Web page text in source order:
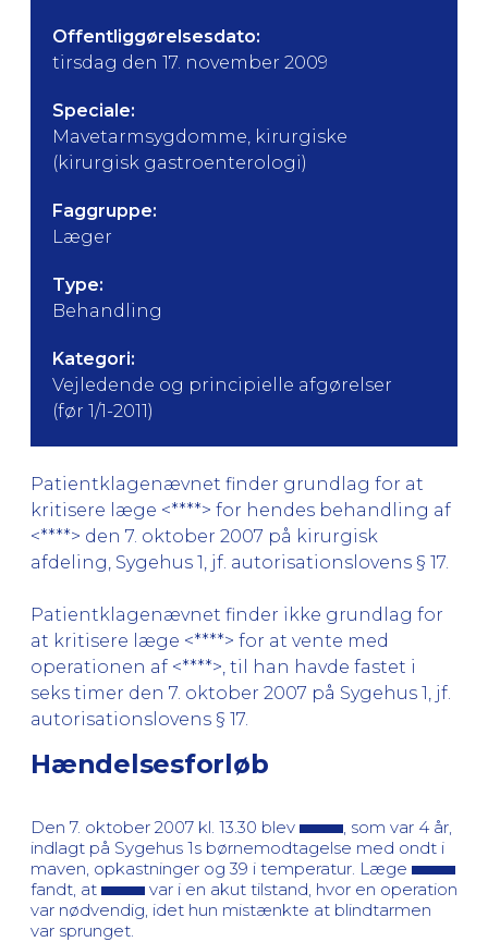
Offentliggørelsesdato:
tirsdag den 17. november 2009
Speciale:
Mavetarmsygdomme, kirurgiske
(kirurgisk gastroenterologi)
Faggruppe:
Læger
Type:
Behandling
Kategori:
Vejledende og principielle afgørelser
(før 1/1-2011)
Patientklagenævnet finder grundlag for at
kritisere læge <****> for hendes behandling af
<****> den 7. oktober 2007 på kirurgisk
afdeling, Sygehus 1, jf. autorisationslovens § 17.
Patientklagenævnet finder ikke grundlag for
at kritisere læge <****> for at vente med
operationen af <****>, til han havde fastet i
seks timer den 7. oktober 2007 på Sygehus 1, jf.
autorisationslovens § 17.
Hændelsesforløb
Den 7. oktober 2007 kl. 13.30 blev
, som var 4 år,
indlagt på Sygehus 1s børnemodtagelse med ondt i
maven, opkastninger og 39 i temperatur. Læge
fandt, at
var i en akut tilstand, hvor en operation
var nødvendig, idet hun mistænkte at blindtarmen
var sprunget.